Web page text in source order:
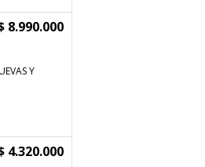
8.990.000
Y
4.320.000